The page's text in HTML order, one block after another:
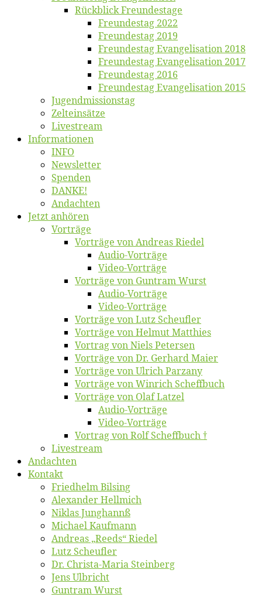
Rück­blick Freundestage
Freun­des­tag 2022
Freun­des­tag 2019
Freun­des­tag Evan­ge­li­sa­ti­on 2018
Freun­des­tag Evan­ge­li­sa­ti­on 2017
Freun­des­tag 2016
Freun­des­tag Evan­ge­li­sa­ti­on 2015
Jugend­mis­sions­tag
Zelt­ein­sät­ze
Live­stream
Informatio­nen
INFO
News­let­ter
Spen­den
DANKE!
An­dach­ten
Jetzt an­hö­ren
Vor­trä­ge
Vor­trä­ge von An­dre­as Riedel
Au­dio-Vor­trä­ge
Vi­deo-Vor­trä­ge
Vor­trä­ge von Gun­tram Wurst
Au­dio-Vor­trä­ge
Vi­deo-Vor­trä­ge
Vor­trä­ge von Lutz Scheufler
Vor­trä­ge von Hel­mut Matthies
Vor­trag von Niels Petersen
Vor­trä­ge von Dr. Ger­hard Maier
Vor­trä­ge von Ul­rich Parzany
Vor­trä­ge von Win­rich Scheffbuch
Vor­trä­ge von Olaf Latzel
Au­dio-Vor­trä­ge
Vi­deo-Vor­trä­ge
Vor­trag von Rolf Scheffbuch †
Live­stream
An­dach­ten
Kon­takt
Fried­helm Bilsing
Alex­an­der Hellmich
Ni­klas Junghannß
Mi­cha­el Kaufmann
An­dre­as „Reeds“ Riedel
Lutz Scheuf­ler
Dr. Chris­­ta-Ma­ria Steinberg
Jens Ulb­richt
Gun­tram Wurst